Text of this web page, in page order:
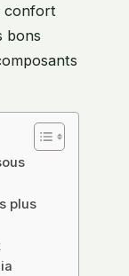
confort
bons
plus